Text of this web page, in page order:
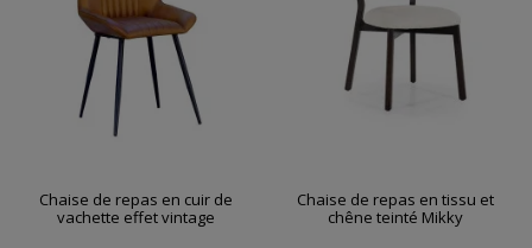
Chaise de repas en cuir de
vachette effet vintage
Chaise de repas en tissu et
chêne teinté Mikky